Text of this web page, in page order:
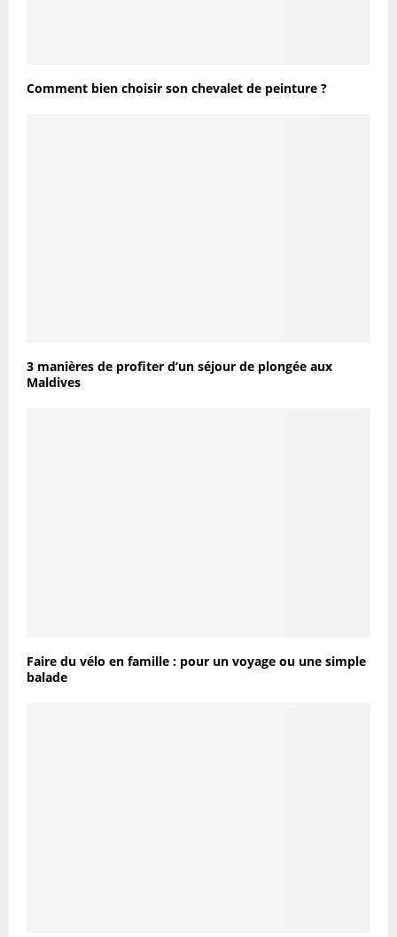
Comment bien choisir son chevalet de peinture ?
3 manières de profiter d’un séjour de plongée aux
Maldives
Faire du vélo en famille : pour un voyage ou une simple
balade